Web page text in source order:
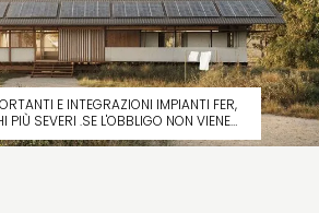
E INTEGRAZIONI IMPIANTI FER,
SEVERI .SE L'OBBLIGO NON VIENE
NON PUÒ ESSERE RILASCIATO